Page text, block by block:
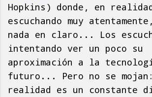
Hopkins) donde, en
escuchando muy
nada en claro... Los
intentando ver un poco su
aproximación a la
futuro... Pero no se
realidad es un constante